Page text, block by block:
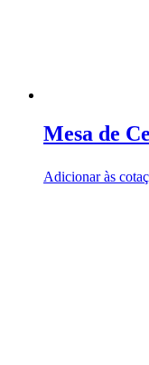
Mesa de
Adicionar às